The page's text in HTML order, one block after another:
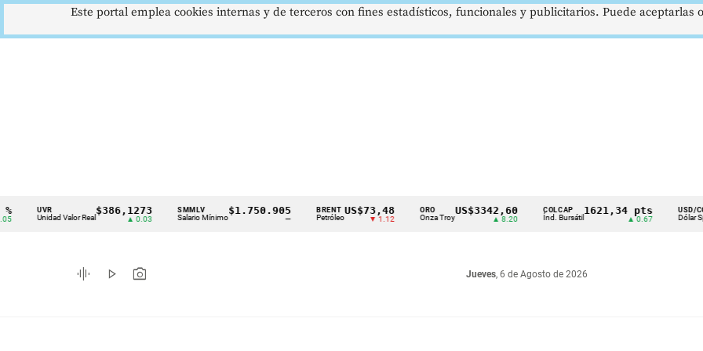
Cintillo
indicadores
económicos
UVR
Unidad Valor Real
$386,1273
▲ 0.03
SMMLV
Salario Mínimo
$1.750.905 BRENT
Petróleo
US$73,48
▼ 1.12
ORO
Onza Troy
US$3342,60 COLCAP
Índ. Bursátil
1621,34 pts USD/COP
Dólar Spot ▲
graphic_eq play_arrow photo_camera Jueves, 6 de Agosto de 2026
Este portal emplea cookies internas y de terceros con fines estadísticos, funcionales y publicitarios. Puede aceptarlas